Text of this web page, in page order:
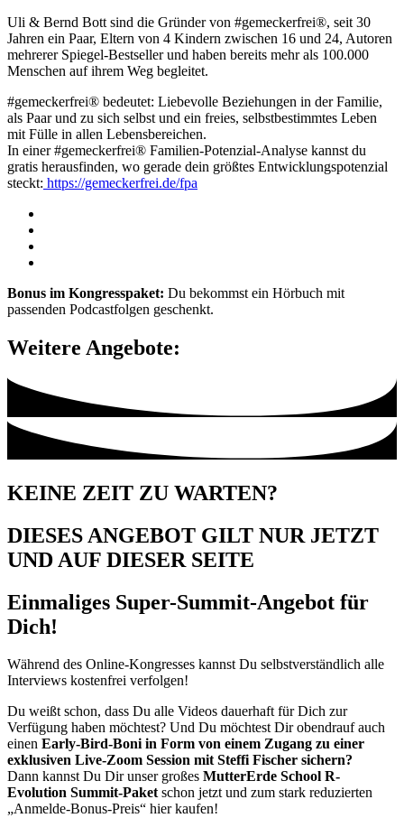
Uli & Bernd Bott sind die Gründer von #gemeckerfrei®, seit 30
Jahren ein Paar, Eltern von 4 Kindern zwischen 16 und 24, Autoren
mehrerer Spiegel-Bestseller und haben bereits mehr als 100.000
Menschen auf ihrem Weg begleitet.
#gemeckerfrei® bedeutet: Liebevolle Beziehungen in der Familie,
als Paar und zu sich selbst und ein freies, selbstbestimmtes Leben
mit Fülle in allen Lebensbereichen.
In einer #gemeckerfrei® Familien-Potenzial-Analyse kannst du
gratis herausfinden, wo gerade dein größtes Entwicklungspotenzial
steckt: https://gemeckerfrei.de/fpa
Bonus im Kongresspaket: Du bekommst ein Hörbuch mit
passenden Podcastfolgen geschenkt.
Weitere Angebote:
KEINE ZEIT ZU WARTEN?
DIESES ANGEBOT GILT NUR JETZT
UND AUF DIESER SEITE
Einmaliges Super-Summit-Angebot für
Dich!
Während des Online-Kongresses kannst Du selbstverständlich alle
Interviews kostenfrei verfolgen!
Du weißt schon, dass Du alle Videos dauerhaft für Dich zur
Verfügung haben möchtest? Und Du möchtest Dir obendrauf auch
einen Early-Bird-Boni in Form von einem Zugang zu einer
exklusiven Live-Zoom Session mit Steffi Fischer sichern?
Dann kannst Du Dir unser großes MutterErde School R-
Evolution Summit-Paketschon jetzt und zum stark reduzierten
„Anmelde-Bonus-Preis“ hier kaufen!